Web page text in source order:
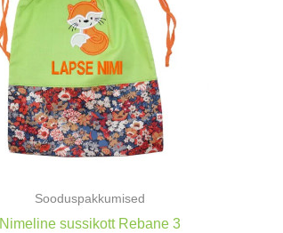
Sooduspakkumised
Nimeline sussikott Rebane 3